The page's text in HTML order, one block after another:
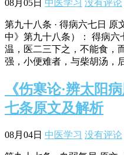
08月05日 中医学习 没有评论
第九十八条 · 得病六七日 原
中》第九十八条）： 得病六
温，医二三下之，不能食，
强，小便难者，与柴胡汤，
《伤寒论·辨太阳
七条原文及解析
08月04日 中医学习 没有评论